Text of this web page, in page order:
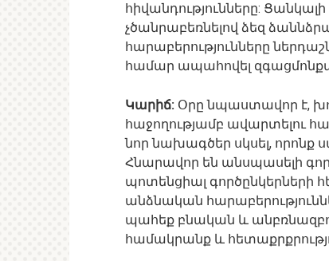
հիվանդությունները:
չծանրաբեռնելով ձեզ
հարաբերությունները
համար ապահովել
Կարիճ: Օրը նպաստավոր է,
հաջողությամբ ավարտելու
նոր նախագծեր սկսել, որոնք
Հնարավոր են անսպասելի
պոտենցիալ գործընկերների
անձնական
պահեք բնական և
համակրանք և